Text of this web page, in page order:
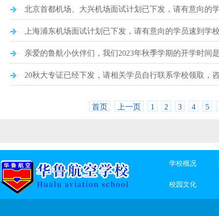
北京首都机场、大兴机场面试计划已下发，请有意向的
上海浦东机场面试计划已下发，请有意向的学员速到学
亲爱的鲁航小伙伴们，我们2023年秋季学期的开学时间
20秋大专证已经下发，请相关学员自行联系学校领取，
首页 上一页 1 2 3 4 5
学校概况
校园文化